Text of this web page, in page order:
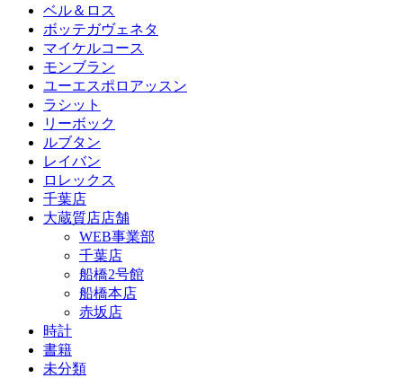
ベル＆ロス
ボッテガヴェネタ
マイケルコース
モンブラン
ユーエスポロアッスン
ラシット
リーボック
ルブタン
レイバン
ロレックス
千葉店
大蔵質店店舗
WEB事業部
千葉店
船橋2号館
船橋本店
赤坂店
時計
書籍
未分類